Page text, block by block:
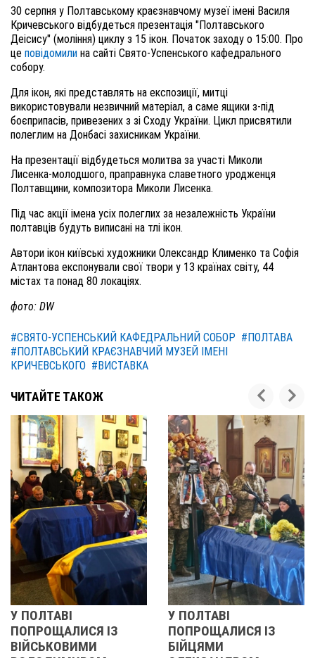
30 серпня у Полтавському краєзнавчому музеї імені Василя
Кричевського відбудеться презентація "Полтавського
Деісису" (моління) циклу з 15 ікон. Початок заходу о 15:00. Про
це повідомили на сайті Свято-Успенського кафедрального
собору.
Для ікон, які представлять на експозиції, митці
використовували незвичний матеріал, а саме ящики з-під
боєприпасів, привезених з зі Сходу України. Цикл присвятили
полеглим на Донбасі захисникам України.
На презентації відбудеться молитва за участі Миколи
Лисенка-молодшого, праправнука славетного уродженця
Полтавщини, композитора Миколи Лисенка.
Під час акції імена усіх полеглих за незалежність України
полтавців будуть виписані на тлі ікон.
Автори ікон київські художники Олександр Клименко та Софія
Атлантова експонували свої твори у 13 країнах світу, 44
містах та понад 80 локаціях.
фото: DW
#СВЯТО-УСПЕНСЬКИЙ КАФЕДРАЛЬНИЙ СОБОР #ПОЛТАВА
#ПОЛТАВСЬКИЙ КРАЄЗНАВЧИЙ МУЗЕЙ ІМЕНІ
КРИЧЕВСЬКОГО #ВИСТАВКА
ЧИТАЙТЕ ТАКОЖ
ІЗ
У ПОЛТАВІ
ПОПРОЩАЛИСЯ ІЗ
БІЙЦЯМИ
РЕВОЛЮЦІЯ
2013 ОЧИМА